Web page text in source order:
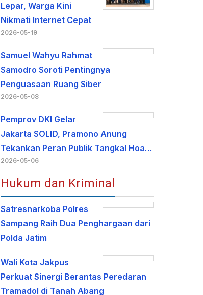
Lepar, Warga Kini
Nikmati Internet Cepat
2026-05-19
Samuel Wahyu Rahmat
Samodro Soroti Pentingnya
Penguasaan Ruang Siber
2026-05-08
Pemprov DKI Gelar
Jakarta SOLID, Pramono Anung
Tekankan Peran Publik Tangkal Hoa…
2026-05-06
Hukum dan Kriminal
Satresnarkoba Polres
Sampang Raih Dua Penghargaan dari
Polda Jatim
Wali Kota Jakpus
Perkuat Sinergi Berantas Peredaran
Tramadol di Tanah Abang